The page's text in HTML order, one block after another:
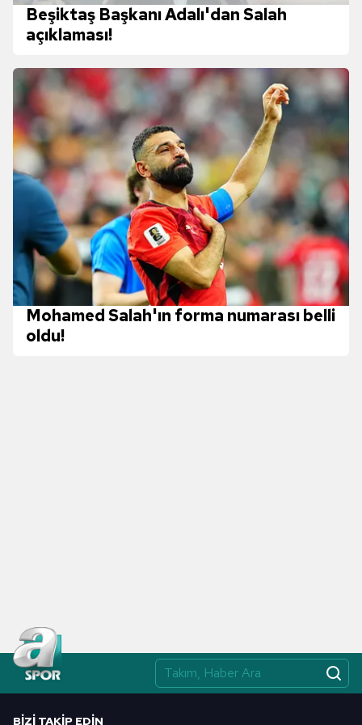
Metnimiziziyaret edebilirsiniz.
hazırlanmış Aydınlatma Metnimizi okumak ve sitemizde
ilgili mevzuata uygun olarak kullanılan çerezlerle ilgili bilgi
almak için lütfentıklayınız
Beşiktaş Başkanı Adalı'dan Salah
açıklaması!
Mohamed Salah'ın forma numarası belli
oldu!
BIZI TAKIP EDIN